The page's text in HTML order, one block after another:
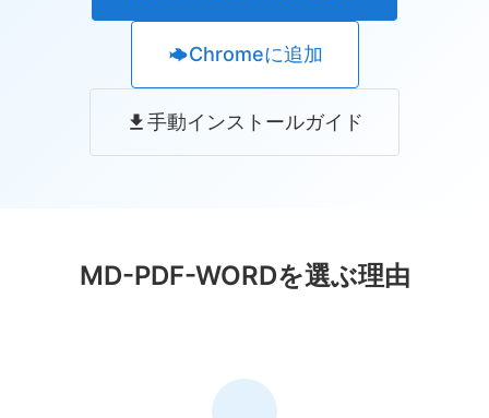
Chromeに追加
手動インストールガイド
MD-PDF-WORDを選ぶ理由